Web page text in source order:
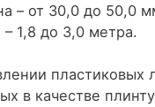
– от 30,0 до 50,0
– 1,8 до 3,0 метра.
пластиковых
в качестве